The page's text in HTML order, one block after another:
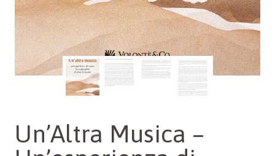
Un’Altra Musica –